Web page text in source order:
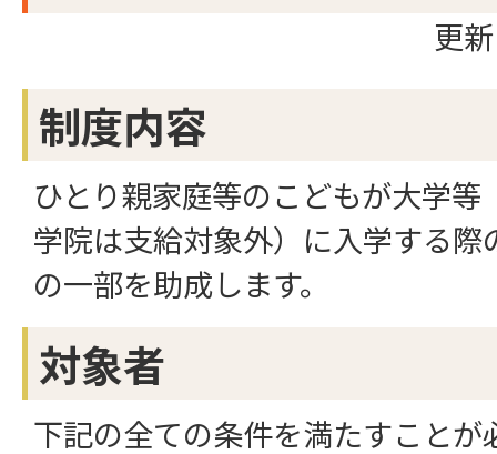
更
制度内容
ひとり親家庭等のこどもが大学
学院は支給対象外）に入学する
の一部を助成します。
対象者
下記の全ての条件を満たすことが